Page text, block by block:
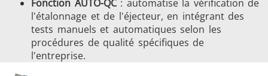
Fonction AUTO-QC: automatise la vérification de
l'étalonnage et de l'éjecteur, en intégrant des
tests manuels et automatiques selon les
procédures de qualité spécifiques de
l'entreprise.